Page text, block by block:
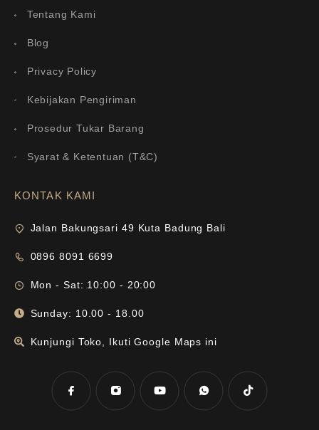
Tentang Kami
Blog
Privacy Policy
Kebijakan Pengiriman
Prosedur Tukar Barang
Syarat & Ketentuan (T&C)
KONTAK KAMI
Jalan Bakungsari 49 Kuta Badung Bali
0896 8091 6699
Mon - Sat: 10:00 - 20:00
Sunday: 10.00 - 18.00
Kunjungi Toko, Ikuti Google Maps ini